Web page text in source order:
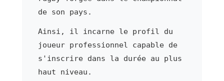
de son pays.
Ainsi, il incarne le profil du
joueur professionnel capable de
s'inscrire dans la durée au plus
haut niveau.